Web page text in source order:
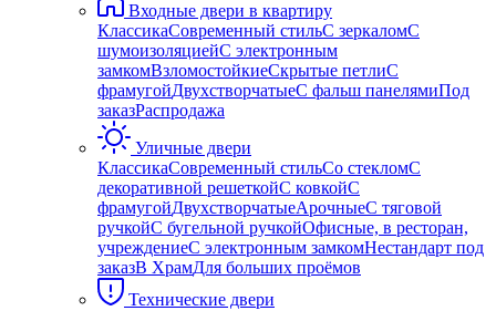
Входные двери в квартиру
КлассикаСовременный стильС зеркаломС
шумоизоляциейС электронным
замкомВзломостойкиеСкрытые петлиС
фрамугойДвухстворчатыеС фальш панелямиПод
заказРаспродажа
Уличные двери
КлассикаСовременный стильСо стекломС
декоративной решеткойС ковкойС
фрамугойДвухстворчатыеАрочныеС тяговой
ручкойС бугельной ручкойОфисные, в ресторан,
учреждениеС электронным замкомНестандарт под
заказВ ХрамДля больших проёмов
Технические двери